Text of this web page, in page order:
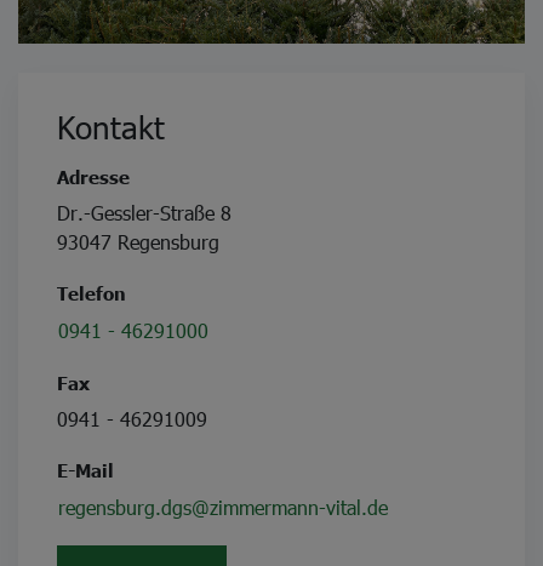
Kontakt
Adresse
Dr.-Gessler-Straße 8
93047 Regensburg
Telefon
0941 - 46291000
Fax
0941 - 46291009
E-Mail
regensburg.dgs@zimmermann-vital.de